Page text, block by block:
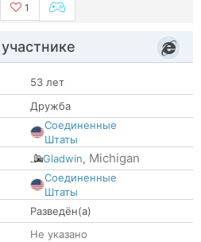
1
53 лет
Дружба
Соединенные
Штаты
Gladwin, Michigan
Соединенные
Штаты
Разведён(а)
Не указано